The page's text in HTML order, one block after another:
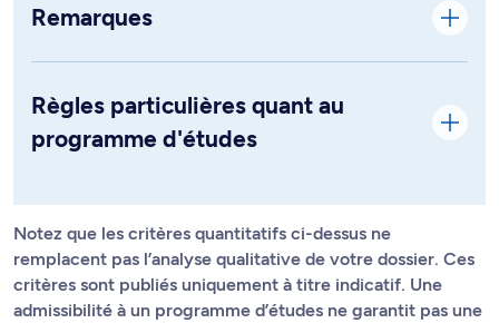
Remarques
Règles particulières quant au
programme d'études
Notez que les critères quantitatifs ci-dessus ne
remplacent pas l’analyse qualitative de votre dossier. Ces
critères sont publiés uniquement à titre indicatif. Une
admissibilité à un programme d’études ne garantit pas une